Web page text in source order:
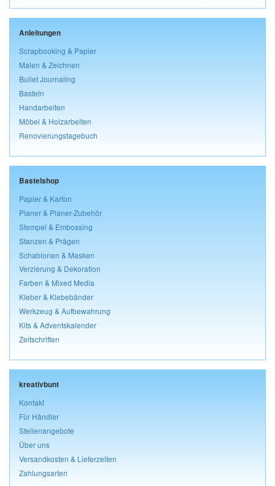
Anleitungen
Scrapbooking & Papier
Malen & Zeichnen
Bullet Journaling
Basteln
Handarbeiten
Möbel & Holzarbeiten
Renovierungstagebuch
Bastelshop
Papier & Karton
Planer & Planer-Zubehör
Stempel & Embossing
Stanzen & Prägen
Schablonen & Masken
Verzierung & Dekoration
Farben & Mixed Media
Kleber & Klebebänder
Werkzeug & Aufbewahrung
Kits & Adventskalender
Zeitschriften
kreativbunt
Kontakt
Für Händler
Stellenangebote
Über uns
Versandkosten & Lieferzeiten
Zahlungsarten